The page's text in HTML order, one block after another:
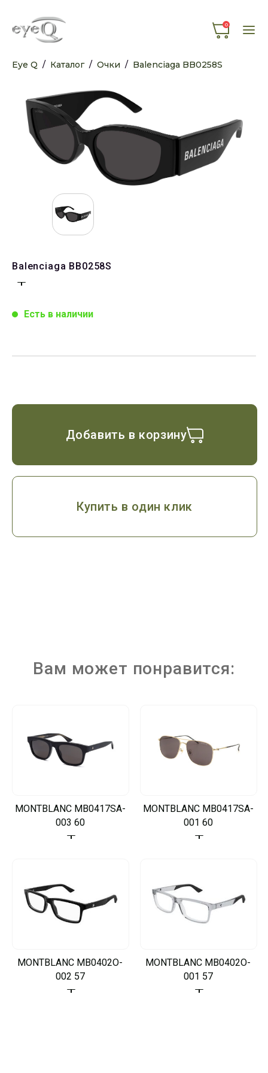
0
Eye Q / Каталог/ Очки / Balenciaga BB0258S
Balenciaga BB0258S
Есть в наличии
Добавить в корзину
Купить в один клик
Вам может понравится:
MONTBLANC MB0417SA-
003 60
MONTBLANC MB0417SA-
001 60
MONTBLANC MB0402O-
002 57
MONTBLANC MB0402O-
001 57